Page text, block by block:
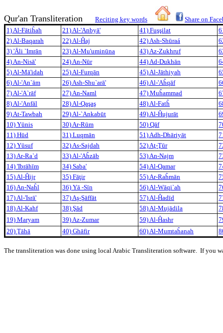
Qur'an Transliteration Reciting key words
Share on
1) Al-Fātiĥah
21) Al-'Anbyā' 41) Fuşşilat
2) Al-Baqarah
22) Al-Ĥaj 42) Ash-Shūraá
3) 'Āli `Imrān
23) Al-Mu'uminūna 43) Az-Zukhruf
4) An-Nisā'
24) An-Nūr 44) Ad-Dukhān
5) Al-Mā'idah
25) Al-Furqān 45) Al-Jāthiyah
6) Al-'An`ām
26) Ash-Shu`arā' 46) Al-'Aĥqāf
7) Al-'A`rāf
27) An-Naml 47) Muĥammad
8) Al-'Anfāl
28) Al-Qaşaş 48) Al-Fatĥ
9) At-Tawbah
29) Al-`Ankabūt 49) Al-Ĥujurāt
10) Yūnis
30) Ar-Rūm 50) Qāf
11) Hūd
31) Luqmān 51) Adh-Dhāriyāt
12) Yūsuf
32) As-Sajdah 52) Aţ-Ţūr
13) Ar-Ra`d
33) Al-'Aĥzāb 53) An-Najm
14) 'Ibrāhīm
34) Saba' 54) Al-Qamar
15) Al-Ĥijr
35) Fāţir 55) Ar-Raĥmān
16) An-Naĥl
36) Yā -Sīn 56) Al-Wāqi`ah
17) Al-'Isrā'
37) Aş-Şāffāt 57) Al-Ĥadīd
18) Al-Kahf
38) Şād 58) Al-Mujādila
19) Maryam
39) Az-Zumar 59) Al-Ĥashr
20) Ţāhā
40) Ghāfir 60) Al-Mumtaĥanah
The transliteration was done using local Arabic Transliteration software. If you